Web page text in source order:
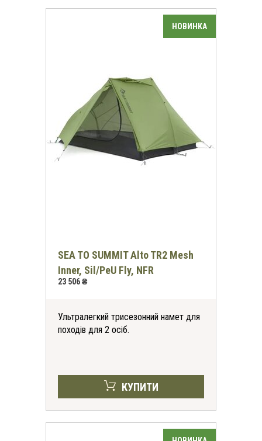
SEA TO SUMMIT Alto TR2 Mesh
Inner, Sil/PeU Fly, NFR
23 506 ₴
Ультралегкий трисезонний намет для
походів для 2 осіб.
КУПИТИ